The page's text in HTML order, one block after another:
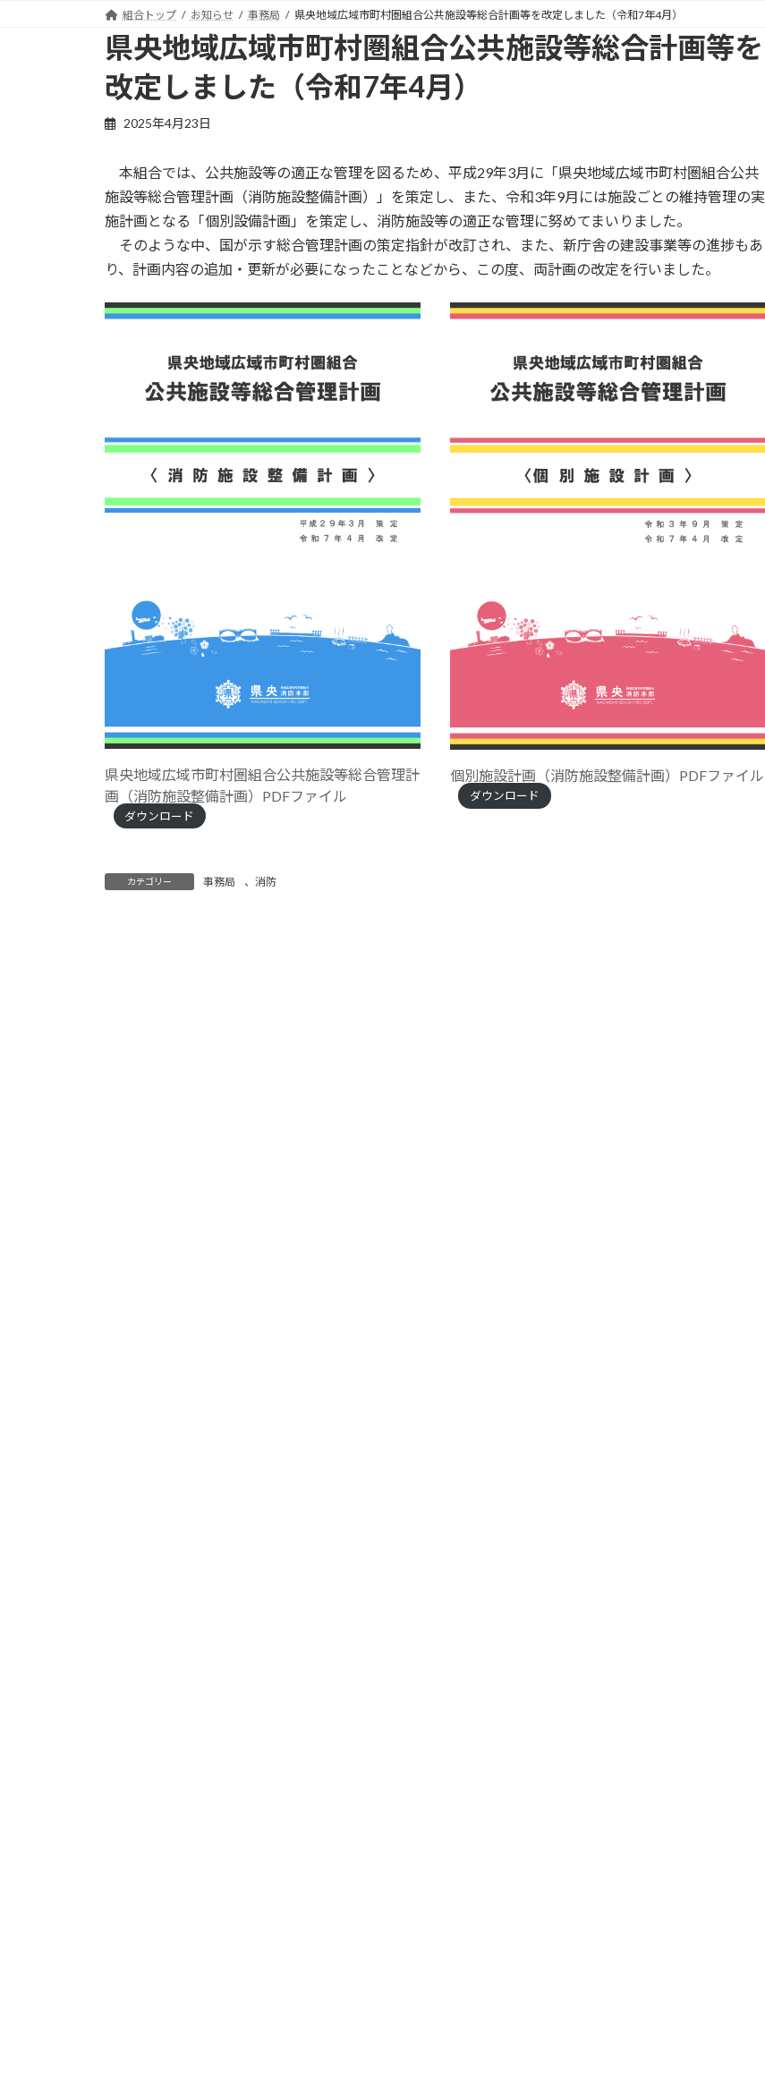
組合トップ お知らせ 事務局 県央地域広域市町村圏組合公共施設等総合計画等を改定しました（令和7年4月）
県央地域広域市町村圏組合公共施設等総合計画等を
改定しました（令和7年4月）
2025年4月23日
本組合では、公共施設等の適正な管理を図るため、平成29年3月に「県央地域広域市町村圏組合公共
施設等総合管理計画（消防施設整備計画）」を策定し、また、令和3年9月には施設ごとの維持管理の実
施計画となる「個別設備計画」を策定し、消防施設等の適正な管理に努めてまいりました。
そのような中、国が示す総合管理計画の策定指針が改訂され、また、新庁舎の建設事業等の進捗もあ
り、計画内容の追加・更新が必要になったことなどから、この度、両計画の改定を行いました。
県央地域広域市町村圏組合公共施設等総合管理計
画（消防施設整備計画）PDFファイル
ダウンロード
個別施設計画（消防施設整備計画）PDFファイル
ダウンロード
カテゴリー 事務局 、 消防